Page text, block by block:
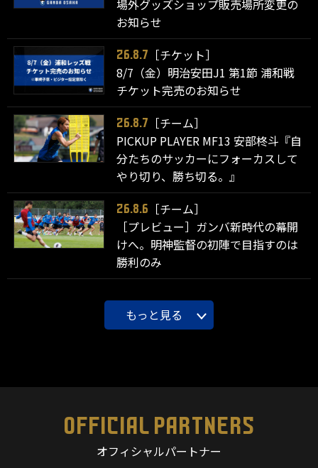
場外グッズショップ販売場所変更の
お知らせ
26.8.7
［チケット］
8/7（金）明治安田J1 第1節 浦和戦
チケット完売のお知らせ
26.8.7
［チーム］
PICKUP PLAYER MF13 安部柊斗『自
分たちのサッカーにフォーカスして
やり切り、勝ち切る。』
26.8.6
［チーム］
［プレビュー］ガンバ新時代の幕開
けへ。明神監督の初陣で目指すのは
勝利のみ
もっと見る
OFFICIAL PARTNERS
オフィシャルパートナー